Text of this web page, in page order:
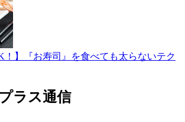
！】『お寿司』を食べても太らないテク
ラス通信